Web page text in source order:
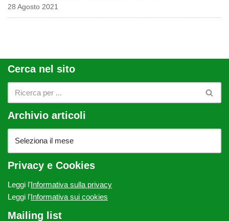
28 Agosto 2021
Cerca nel sito
Archivio articoli
Privacy e Cookies
Leggi l'Informativa sulla privacy
Leggi l'Informativa sui cookies
Mailing list